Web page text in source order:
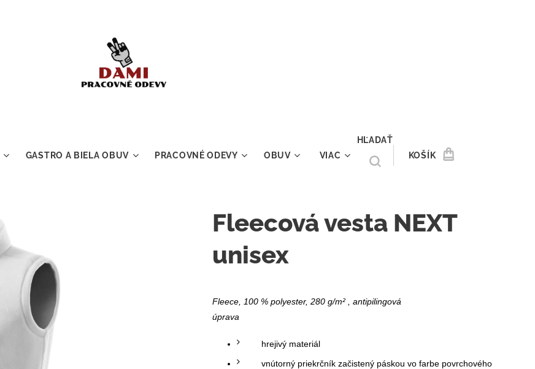
GASTRO A BIELA OBUV PRACOVNÉ ODEVY OBUV VIAC
HĽADAŤ
KOŠÍK
Fleecová vesta NEXT
unisex
Fleece, 100 % polyester, 280 g/m² , antipilingová
úprava
hrejivý materiál
vnútorný priekrčník začistený páskou vo farbe povrchového